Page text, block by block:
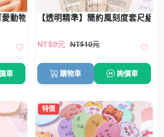
愛動物學生禮品筆
車
【透明精準】簡約風刻度套尺組 -
NT$9元 NT$10元
購物車 詢價車
特價